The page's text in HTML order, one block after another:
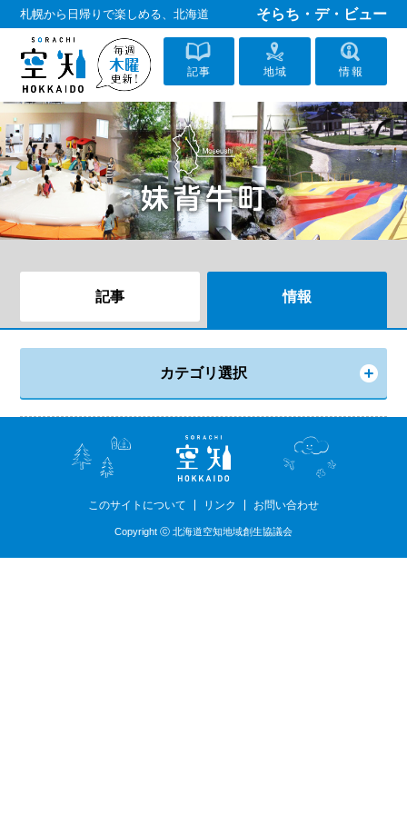
札幌から日帰りで楽しめる、北海道 そらち・デ・ビュー
記事 地域 情報
記事 情報
カテゴリ選択
このサイトについて リンク お問い合わせ
Copyright ⓒ 北海道空知地域創生協議会